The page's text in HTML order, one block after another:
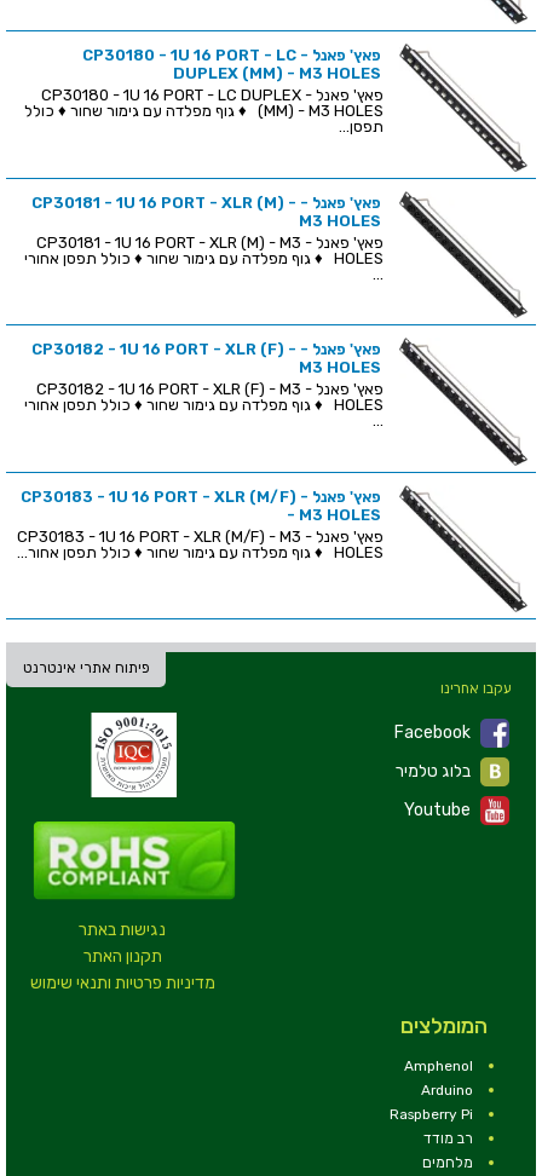
פאץ' פאנל - CP30180 - 1U 16 PORT - LC
DUPLEX (MM) - M3 HOLES
פאץ' פאנל - CP30180 - 1U 16 PORT - LC DUPLEX
(MM) - M3 HOLES ♦ גוף מפלדה עם גימור שחור ♦ כולל
תפסן...
פאץ' פאנל - CP30181 - 1U 16 PORT - XLR (M) -
M3 HOLES
פאץ' פאנל - CP30181 - 1U 16 PORT - XLR (M) - M3
HOLES ♦ גוף מפלדה עם גימור שחור ♦ כולל תפסן אחורי
פאץ' פאנל - CP30182 - 1U 16 PORT - XLR (F) -
M3 HOLES
פאץ' פאנל - CP30182 - 1U 16 PORT - XLR (F) - M3
HOLES ♦ גוף מפלדה עם גימור שחור ♦ כולל תפסן אחורי
...
פאץ' פאנל - CP30183 - 1U 16 PORT - XLR (M/F)
- M3 HOLES
פאץ' פאנל - CP30183 - 1U 16 PORT - XLR (M/F) - M3
HOLES ♦ גוף מפלדה עם גימור שחור ♦ כולל תפסן אחור...
פיתוח אתרי אינטרנט
נגישות באתר
תקנון האתר
מדיניות פרטיות ותנאי שימוש
עקבו אחרינו
Facebook
Youtube
המומלצים
Amphenol
Arduino
Raspberry Pi
רב מודד
מלחמים